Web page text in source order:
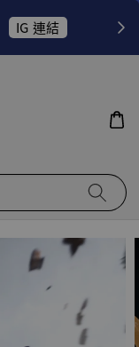
IG 連結